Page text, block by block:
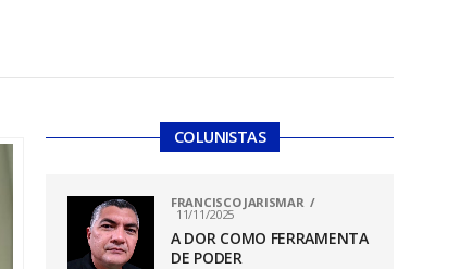
COLUNISTAS
FRANCISCO JARISMAR
11/11/2025
A DOR COMO FERRAMENTA
DE PODER